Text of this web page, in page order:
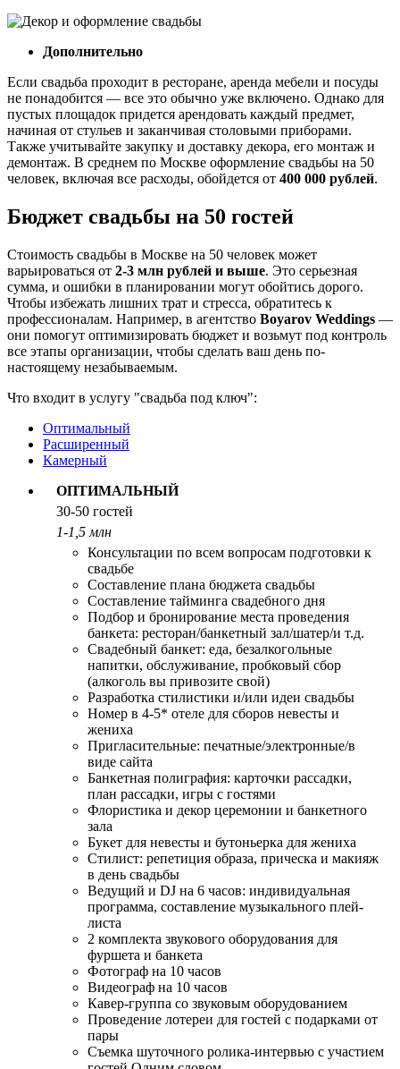
Дополнительно
Если свадьба проходит в ресторане, аренда мебели и посуды
не понадобится — все это обычно уже включено. Однако для
пустых площадок придется арендовать каждый предмет,
начиная от стульев и заканчивая столовыми приборами.
Также учитывайте закупку и доставку декора, его монтаж и
демонтаж. В среднем по Москве оформление свадьбы на 50
человек, включая все расходы, обойдется от 400 000 рублей.
Бюджет свадьбы на 50 гостей
Стоимость свадьбы в Москве на 50 человек может
варьироваться от 2-3 млн рублей и выше. Это серьезная
сумма, и ошибки в планировании могут обойтись дорого.
Чтобы избежать лишних трат и стресса, обратитесь к
профессионалам. Например, в агентство Boyarov Weddings —
они помогут оптимизировать бюджет и возьмут под контроль
все этапы организации, чтобы сделать ваш день по-
настоящему незабываемым.
Что входит в услугу "свадьба под ключ":
Оптимальный
Расширенный
Камерный
ОПТИМАЛЬНЫЙ
30-50 гостей
1-1,5 млн
Консультации по всем вопросам подготовки к
свадьбе
Составление плана бюджета свадьбы
Составление тайминга свадебного дня
Подбор и бронирование места проведения
банкета: ресторан/банкетный зал/шатер/и т.д.
Свадебный банкет: еда, безалкогольные
напитки, обслуживание, пробковый сбор
(алкоголь вы привозите свой)
Разработка стилистики и/или идеи свадьбы
Номер в 4-5* отеле для сборов невесты и
жениха
Пригласительные: печатные/электронные/в
виде сайта
Банкетная полиграфия: карточки рассадки,
план рассадки, игры с гостями
Флористика и декор церемонии и банкетного
зала
Букет для невесты и бутоньерка для жениха
Стилист: репетиция образа, прическа и макияж
в день свадьбы
Ведущий и DJ на 6 часов: индивидуальная
программа, составление музыкального плей-
листа
2 комплекта звукового оборудования для
фуршета и банкета
Фотограф на 10 часов
Видеограф на 10 часов
Кавер-группа со звуковым оборудованием
Проведение лотереи для гостей с подарками от
пары
Съемка шуточного ролика-интервью с участием